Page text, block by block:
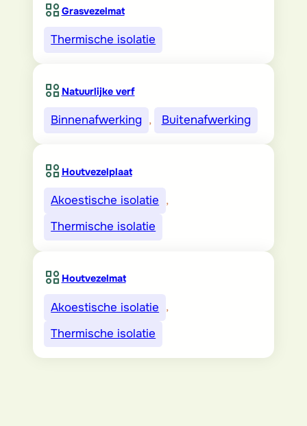
Grasvezelmat
Thermische isolatie
Natuurlijke verf
Binnenafwerking , Buitenafwerking
Houtvezelplaat
Akoestische isolatie ,
Thermische isolatie
Houtvezelmat
Akoestische isolatie ,
Thermische isolatie